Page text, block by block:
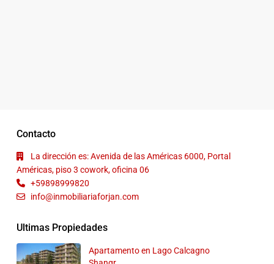
Contacto
La dirección es: Avenida de las Américas 6000, Portal
Américas, piso 3 cowork, oficina 06
+59898999820
info@inmobiliariaforjan.com
Ultimas Propiedades
Apartamento en Lago Calcagno